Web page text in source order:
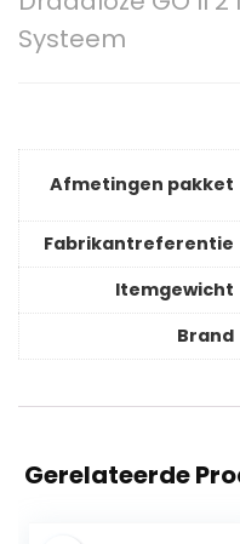
Systeem
Afmetingen pakket
Fabrikantreferentie
Itemgewicht
Brand
Gerelateerde